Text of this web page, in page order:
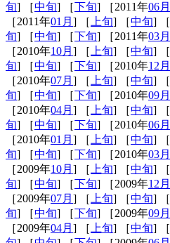
旬] ［中旬] ［下旬] ［2011年06月
［2011年01月 ] ［ 上旬] ［中旬] ［
旬] ［中旬] ［下旬] ［2011年03月
［2010年10月 ] ［ 上旬] ［中旬] ［
旬] ［中旬] ［下旬] ［2010年12月
［2010年07月 ] ［ 上旬] ［中旬] ［
旬] ［中旬] ［下旬] ［2010年09月
［2010年04月 ] ［ 上旬] ［中旬] ［
旬] ［中旬] ［下旬] ［2010年06月
［2010年01月 ] ［ 上旬] ［中旬] ［
旬] ［中旬] ［下旬] ［2010年03月
［2009年10月 ] ［ 上旬] ［中旬] ［
旬] ［中旬] ［下旬] ［2009年12月
［2009年07月 ] ［ 上旬] ［中旬] ［
旬] ［中旬] ［下旬] ［2009年09月
［2009年04月 ] ［ 上旬] ［中旬] ［